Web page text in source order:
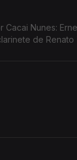
o Duo Pianístico, a
de Renato